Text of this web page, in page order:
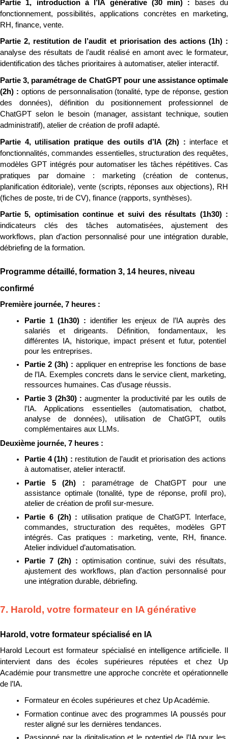
Partie 1, introduction à l’IA générative (30 min) :
bases du
fonctionnement, possibilités, applications concrètes en marketing,
RH, finance, vente.
analyse des résultats de l’audit réalisé en amont avec le formateur,
identification des tâches prioritaires à automatiser, atelier interactif.
Partie 3, paramétrage de ChatGPT pour une assistance optimale
(2h) : options de personnalisation (tonalité, type de réponse, gestion
des données), définition du positionnement professionnel de
ChatGPT selon le besoin (manager, assistant technique, soutien
administratif), atelier de création de profil adapté.
Partie 4, utilisation pratique des outils d’IA (2h) : interface et
fonctionnalités, commandes essentielles, structuration des requêtes,
modèles GPT intégrés pour automatiser les tâches répétitives. Cas
pratiques par domaine : marketing (création de contenus,
planification éditoriale), vente (scripts, réponses aux objections), RH
(fiches de poste, tri de CV), finance (rapports, synthèses).
indicateurs clés des tâches automatisées, ajustement des
workflows, plan d’action personnalisé pour une intégration durable,
débriefing de la formation.
Programme détaillé, formation 3, 14 heures, niveau
confirmé
Première journée, 7 heures :
Partie 1 (1h30) : identifier les enjeux de l’IA auprès des
salariés et dirigeants. Définition, fondamentaux, les
différentes IA, historique, impact présent et futur, potentiel
pour les entreprises.
Partie 2 (3h) : appliquer en entreprise les fonctions de base
de l’IA. Exemples concrets dans le service client, marketing,
ressources humaines. Cas d’usage réussis.
Partie 3 (2h30) : augmenter la productivité par les outils de
l’IA. Applications essentielles (automatisation, chatbot,
analyse de données), utilisation de ChatGPT, outils
complémentaires aux LLMs.
Deuxième journée, 7 heures :
Partie 4 (1h) : restitution de l’audit et priorisation des actions
à automatiser, atelier interactif.
Partie 5 (2h) : paramétrage de ChatGPT pour une
assistance optimale (tonalité, type de réponse, profil pro),
atelier de création de profil sur-mesure.
Partie 6 (2h) : utilisation pratique de ChatGPT. Interface,
commandes, structuration des requêtes, modèles GPT
intégrés. Cas pratiques : marketing, vente, RH, finance.
Atelier individuel d’automatisation.
Partie 7 (2h) : optimisation continue, suivi des résultats,
ajustement des workflows, plan d’action personnalisé pour
une intégration durable, débriefing.
7. Harold, votre formateur en IA générative
Harold, votre formateur spécialisé en IA
Harold Lecourt est formateur spécialisé en intelligence artificielle. Il
intervient dans des écoles supérieures réputées et chez Up
Académie pour transmettre une approche concrète et opérationnelle
de l’IA.
Formateur en écoles supérieures et chez Up Académie.
Formation continue avec des programmes IA poussés pour
rester aligné sur les dernières tendances.